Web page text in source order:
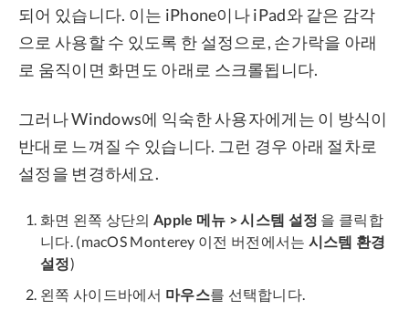
되어 있습니다. 이는 iPhone이나 iPad와 같은 감각
으로 사용할 수 있도록 한 설정으로, 손가락을 아래
로 움직이면 화면도 아래로 스크롤됩니다.
그러나 Windows에 익숙한 사용자에게는 이 방식이
반대로 느껴질 수 있습니다. 그런 경우 아래 절차로
설정을 변경하세요.
화면 왼쪽 상단의Apple 메뉴 > 시스템 설정 을 클릭합
니다. (macOS Monterey 이전 버전에서는 시스템 환경
설정)
왼쪽 사이드바에서 마우스를 선택합니다.